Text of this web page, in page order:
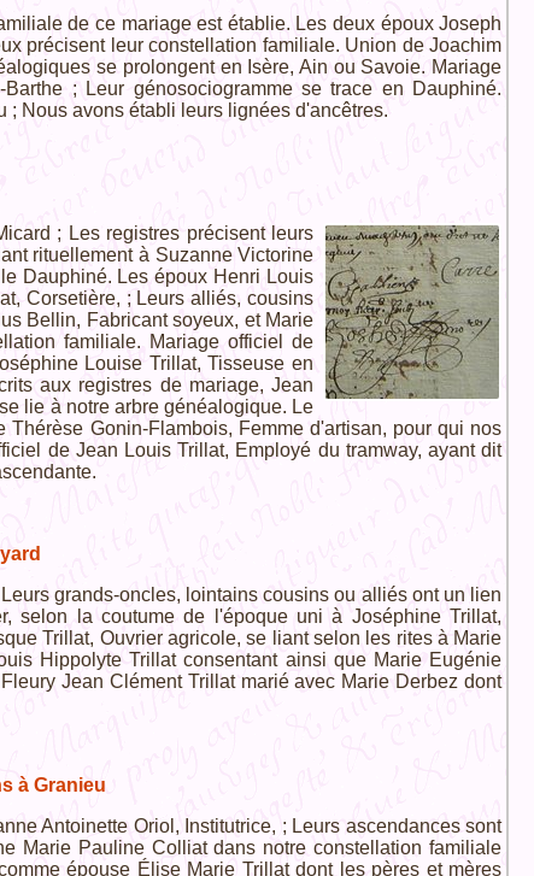
de ce mariage est établie. Les deux époux Joseph
précisent leur constellation familiale. Union de Joachim
se prolongent en Isère, Ain ou Savoie. Mariage
; Leur génosociogramme se trace en Dauphiné.
; Nous avons établi leurs lignées d'ancêtres.
; Les registres précisent leurs
rituellement à Suzanne Victorine
Dauphiné. Les époux Henri Louis
Corsetière, ; Leurs alliés, cousins
Bellin, Fabricant soyeux, et Marie
familiale. Mariage officiel de
Louise Trillat, Tisseuse en
aux registres de mariage, Jean
lie à notre arbre généalogique. Le
Gonin-Flambois, Femme d'artisan, pour qui nos
de Jean Louis Trillat, Employé du tramway, ayant dit
grands-oncles, lointains cousins ou alliés ont un lien
selon la coutume de l'époque uni à Joséphine Trillat,
Trillat, Ouvrier agricole, se liant selon les rites à Marie
Hippolyte Trillat consentant ainsi que Marie Eugénie
Jean Clément Trillat marié avec Marie Derbez dont
à Granieu
Antoinette Oriol, Institutrice, ; Leurs ascendances sont
Marie Pauline Colliat dans notre constellation familiale
épouse Élise Marie Trillat dont les pères et mères